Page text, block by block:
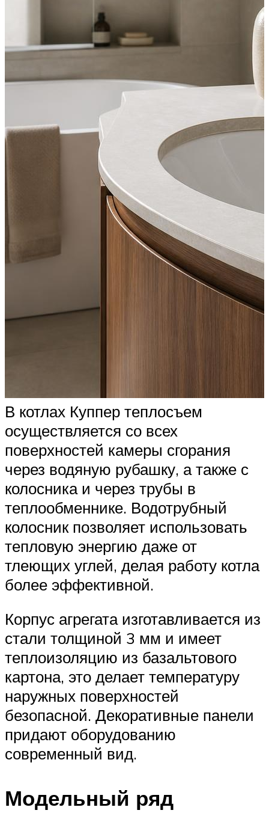
В котлах Куппер теплосъем
осуществляется со всех
поверхностей камеры сгорания
через водяную рубашку, а также с
колосника и через трубы в
теплообменнике. Водотрубный
колосник позволяет использовать
тепловую энергию даже от
тлеющих углей, делая работу котла
более эффективной.
Корпус агрегата изготавливается из
стали толщиной 3 мм и имеет
теплоизоляцию из базальтового
картона, это делает температуру
наружных поверхностей
безопасной. Декоративные панели
придают оборудованию
современный вид.
Модельный ряд